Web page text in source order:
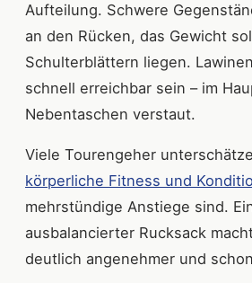
Aufteilung. Schwere
an den Rücken, das Gewicht
Schulterblättern liegen.
schnell erreichbar sein – im
Nebentaschen verstaut.
Viele Tourengeher
körperliche Fitness und
mehrstündige Anstiege sind.
ausbalancierter Rucksack
deutlich angenehmer und